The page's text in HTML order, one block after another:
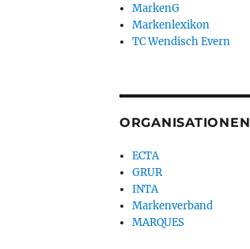
MarkenG
Markenlexikon
TC Wendisch Evern
ORGANISATIONEN
ECTA
GRUR
INTA
Markenverband
MARQUES